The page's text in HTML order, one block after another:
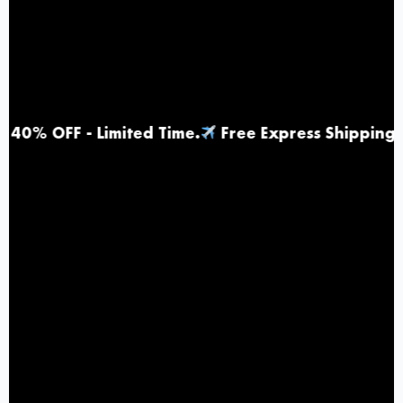
Limited Time. Free Express Shipping | Top